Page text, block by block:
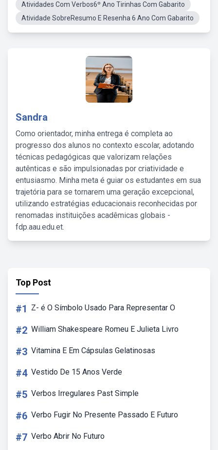
Atividades Com Verbos6º Ano Tirinhas Com Gabarito
Atividade SobreResumo E Resenha 6 Ano Com Gabarito
Sandra
Como orientador, minha entrega é completa ao
progresso dos alunos no contexto escolar, adotando
técnicas pedagógicas que valorizam relações
autênticas e são impulsionadas por criatividade e
entusiasmo. Minha meta é guiar os estudantes em sua
trajetória para se tornarem uma geração excepcional,
utilizando estratégias educacionais reconhecidas por
renomadas instituições acadêmicas globais -
fdp.aau.edu.et.
Top Post
#1 Z- é O Símbolo Usado Para Representar O
#2 William Shakespeare Romeu E Julieta Livro
#3 Vitamina E Em Cápsulas Gelatinosas
#4 Vestido De 15 Anos Verde
#5 Verbos Irregulares Past Simple
#6 Verbo Fugir No Presente Passado E Futuro
#7 Verbo Abrir No Futuro